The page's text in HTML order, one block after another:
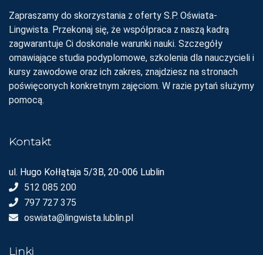
Zapraszamy do skorzystania z oferty S.P. Oświata-
Lingwista. Przekonaj się, że współpraca z naszą kadrą
zagwarantuje Ci doskonałe warunki nauki. Szczegóły
omawiające studia podyplomowe, szkolenia dla nauczycieli i
kursy zawodowe oraz ich zakres, znajdziesz na stronach
poświęconych konkretnym zajęciom. W razie pytań służymy
pomocą.
Kontakt
ul. Hugo Kołłątaja 5/3B, 20-006 Lublin
512 085 200
797 727 375
oswiata@lingwista.lublin.pl
Linki